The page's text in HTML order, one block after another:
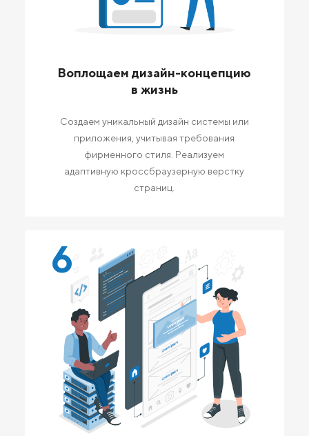
Воплощаем дизайн-концепцию
в жизнь
Создаем уникальный дизайн системы или
приложения, учитывая требования
фирменного стиля. Реализуем
адаптивную кроссбраузерную верстку
страниц.
6